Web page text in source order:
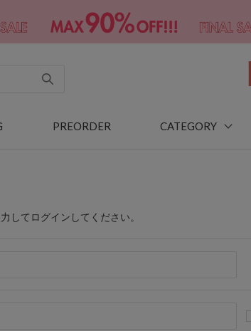
PREORDER CATEGORY
してログインしてください。